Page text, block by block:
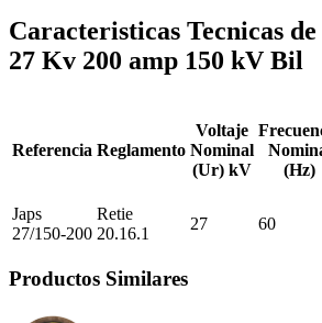
Caracteristicas Tecnicas
27 Kv 200 amp 150 kV Bil
Referencia Reglamento
Voltaje
Nominal
(Ur) kV
(Hz)
Japs
27/150-200
Retie
20.16.1
27 60
Productos Similares